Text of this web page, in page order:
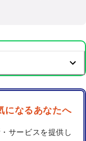
になるあなたへ
サービスを提供し